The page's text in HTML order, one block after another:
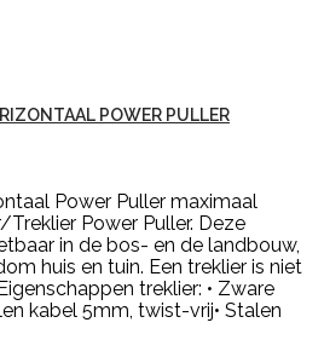
POWER PULLER
Power Puller maximaal
Power Puller. Deze
in de bos- en de landbouw,
huis en tuin. Een treklier is niet
treklier: • Zware
kabel 5mm, twist-vrij• Stalen